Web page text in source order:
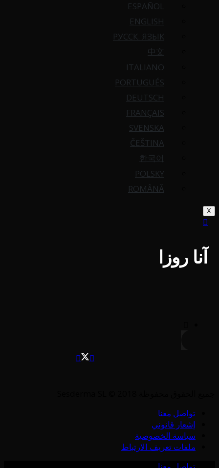
ESPAÑOL
ENGLISH
РУССК. ЯЗЫК
中文
ITALIANO
PORTUGUÉS
DEUTSCH
FRANÇAIS
SVENSKA
ČEŠTINA
한국어
POLSKY
ROMÂNĂ
X
آنا روزا
تواصل معنا
إشعار قانوني
سياسة الخصوصية
ملفات تعريف الارتباط